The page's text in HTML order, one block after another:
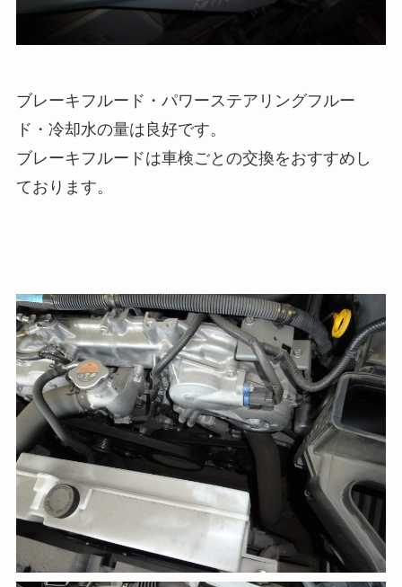
ブレーキフルード・パワーステアリングフルー
ド・冷却水の量は良好です。
ブレーキフルードは車検ごとの交換をおすすめし
ております。